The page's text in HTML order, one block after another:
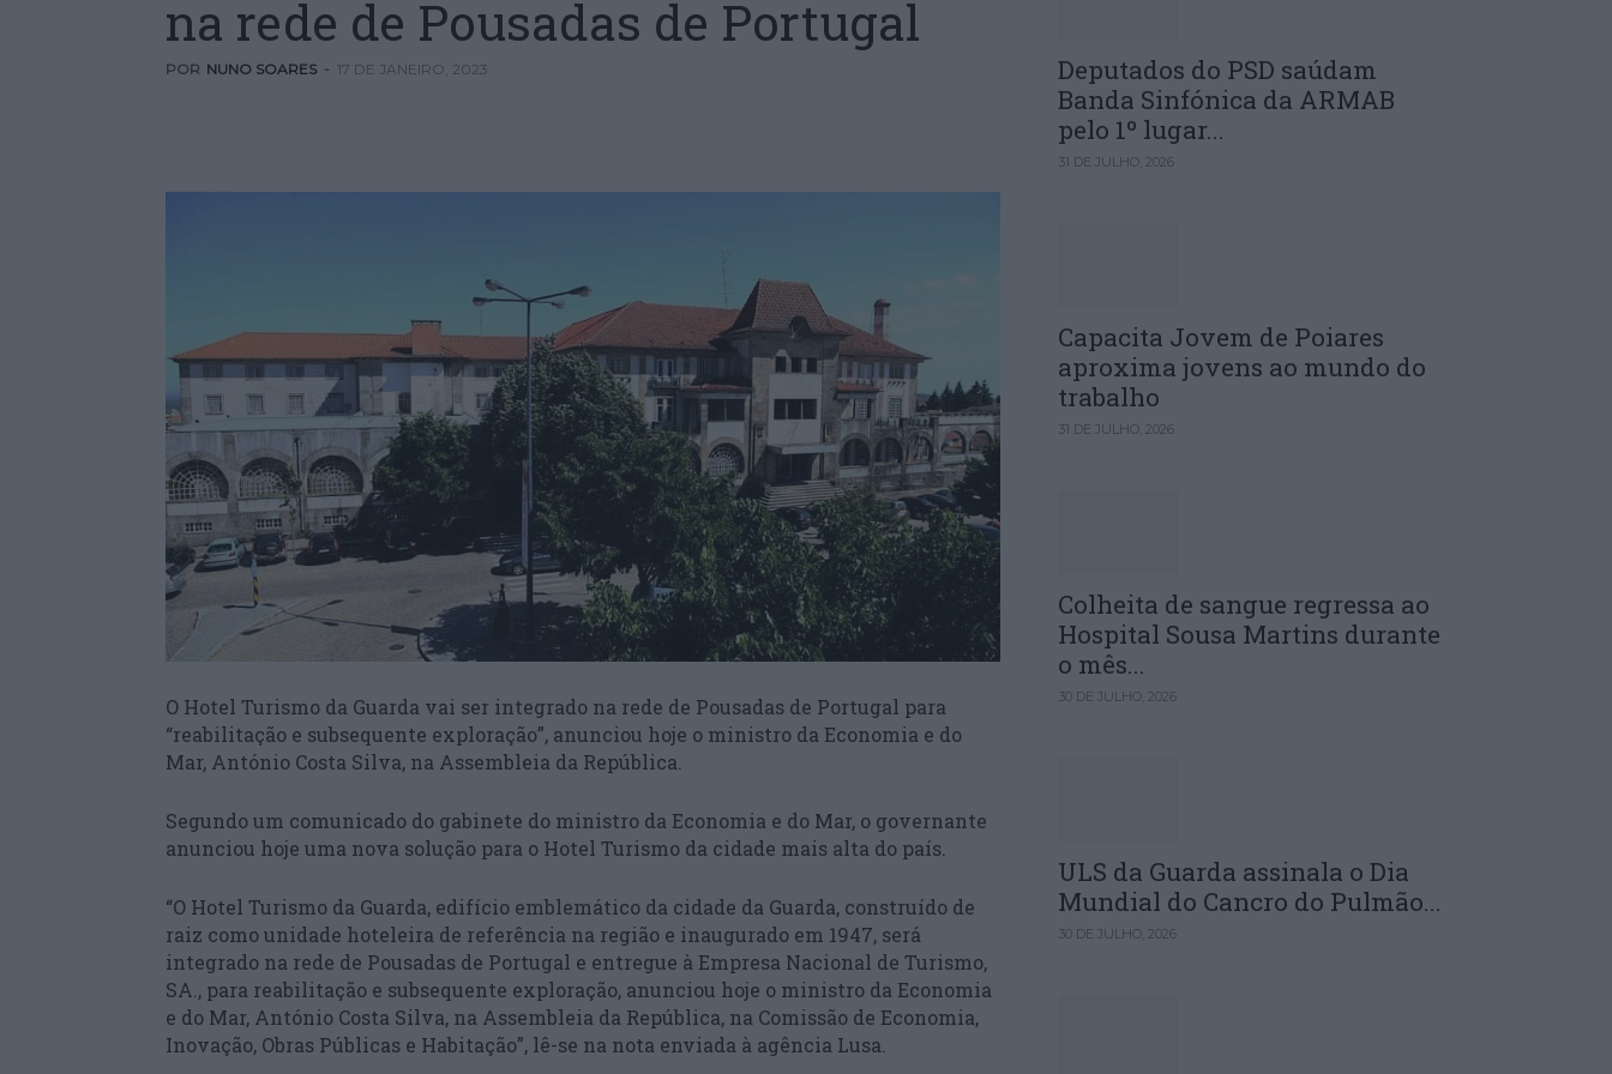
na rede de Pousadas de Portugal
POR NUNO SOARES - 17 DE JANEIRO, 2023
O Hotel Turismo da Guarda vai ser integrado na rede de Pousadas de Portugal para
“reabilitação e subsequente exploração”, anunciou hoje o ministro da Economia e do
Mar, António Costa Silva, na Assembleia da República.
Segundo um comunicado do gabinete do ministro da Economia e do Mar, o governante
anunciou hoje uma nova solução para o Hotel Turismo da cidade mais alta do país.
“O Hotel Turismo da Guarda, edifício emblemático da cidade da Guarda, construído de
raiz como unidade hoteleira de referência na região e inaugurado em 1947, será
integrado na rede de Pousadas de Portugal e entregue à Empresa Nacional de Turismo,
SA., para reabilitação e subsequente exploração, anunciou hoje o ministro da Economia
e do Mar, António Costa Silva, na Assembleia da República, na Comissão de Economia,
Inovação, Obras Públicas e Habitação”, lê-se na nota enviada à agência Lusa.
Deputados do PSD saúdam
Banda Sinfónica da ARMAB
pelo 1º lugar...
31 DE JULHO, 2026
Capacita Jovem de Poiares
aproxima jovens ao mundo do
trabalho
31 DE JULHO, 2026
Colheita de sangue regressa ao
Hospital Sousa Martins durante
o mês...
30 DE JULHO, 2026
ULS da Guarda assinala o Dia
Mundial do Cancro do Pulmão...
30 DE JULHO, 2026